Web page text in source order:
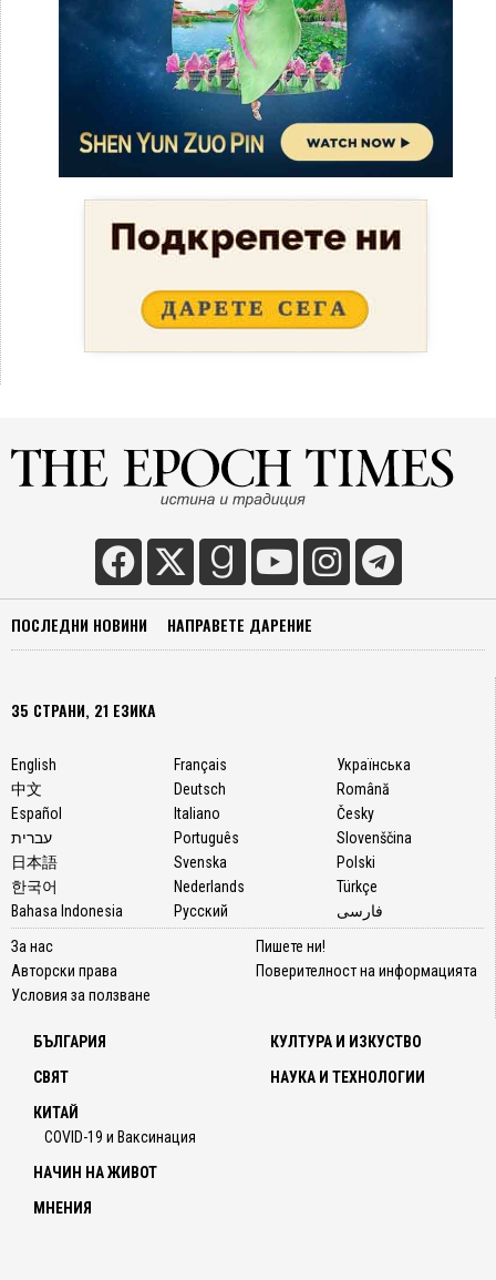
ПОСЛЕДНИ НОВИНИ НАПРАВЕТЕ ДАРЕНИЕ
35 СТРАНИ, 21 ЕЗИКА
English
中文
Español
עברית
日本語
한국어
Bahasa Indonesia
Français
Deutsch
Italiano
Português
Svenska
Nederlands
Русский
Українська
Română
Česky
Slovenščina
Polski
Türkçe
فارسی
За нас
Авторски права
Условия за ползване
Пишете ни!
Поверителност на информацията
БЪЛГАРИЯ
СВЯТ
КИТАЙ
COVID-19 и Ваксинация
КУЛТУРА И ИЗКУСТВО
НАУКА И ТЕХНОЛОГИИ
НАЧИН НА ЖИВОТ
МНЕНИЯ